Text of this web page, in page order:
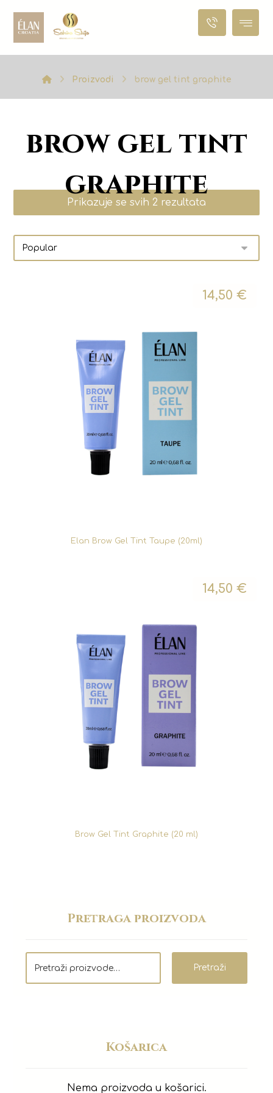
Proizvodi brow gel tint graphite
brow gel tint
graphite
Prikazuje se svih 2 rezultata
Elan Brow Gel Tint Taupe (20ml)
14,50 €
Brow Gel Tint Graphite (20 ml)
14,50 €
Pretraga proizvoda
Pretraži
Košarica
Nema proizvoda u košarici.